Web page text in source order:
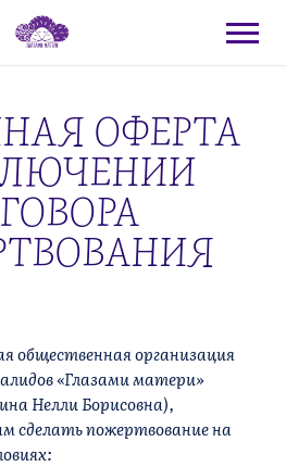
ОФЕРТА
общественная организация
«Глазами матери»
Нелли Борисовна),
сделать пожертвование на